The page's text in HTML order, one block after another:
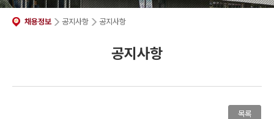
채용정보 공지사항 공지사항
공지사항
목록